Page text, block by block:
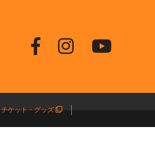
チケット・グッズ